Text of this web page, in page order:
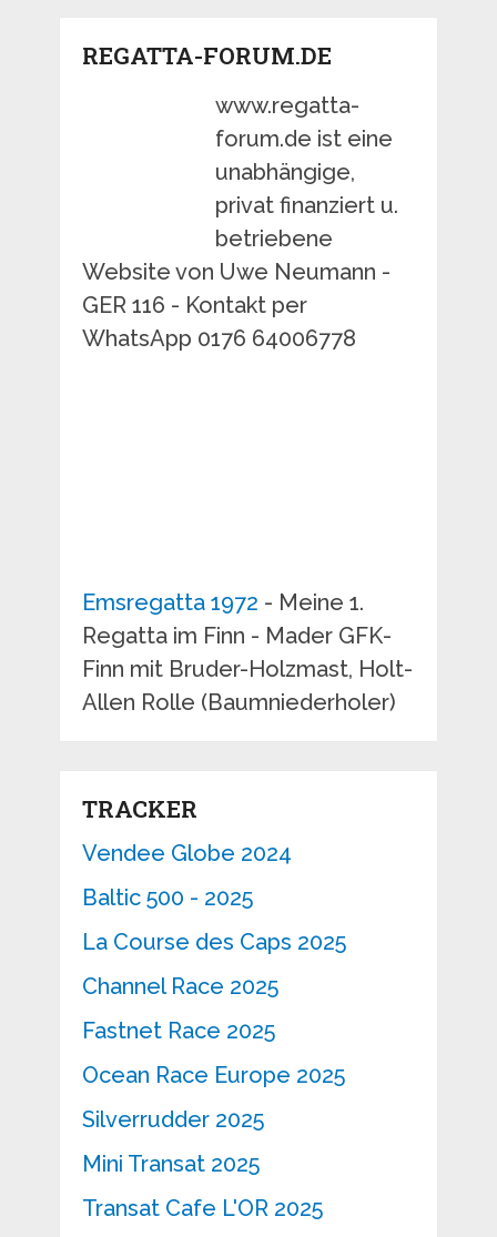
REGATTA-FORUM.DE
www.regatta-
forum.de ist eine
unabhängige,
privat finanziert u.
betriebene
Website von Uwe Neumann -
GER 116 - Kontakt per
WhatsApp 0176 64006778
Emsregatta 1972 - Meine 1.
Regatta im Finn - Mader GFK-
Finn mit Bruder-Holzmast, Holt-
Allen Rolle (Baumniederholer)
TRACKER
Vendee Globe 2024
Baltic 500 - 2025
La Course des Caps 2025
Channel Race 2025
Fastnet Race 2025
Ocean Race Europe 2025
Silverrudder 2025
Mini Transat 2025
Transat Cafe L'OR 2025